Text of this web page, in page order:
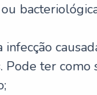
ter como